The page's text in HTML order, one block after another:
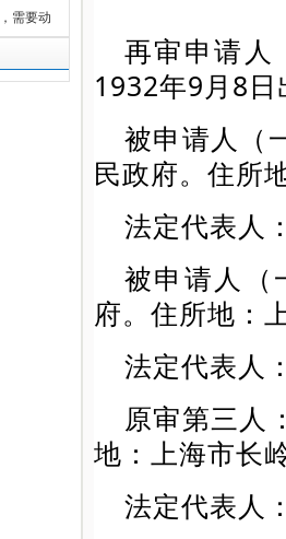
需要动
再审申请人
1932年9月8
被申请人（
民政府。住所
法定代表人
被申请人（
府。住所地：
法定代表人
原审第三人
地：上海市长
法定代表人